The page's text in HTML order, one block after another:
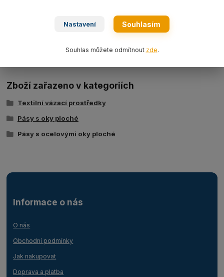
Tabulka nosností - zvedací pásy typ BSB
Zboží zařazeno v kategoriích
Textilní vázací prostředky
Pásy s oky ploché
Pásy s ocelovými oky ploché
Informace o nás
O nás
Obchodní podmínky
Jak nakupovat
Doprava a platba
Nastavení Souhlasím
Souhlas můžete odmítnout zde.